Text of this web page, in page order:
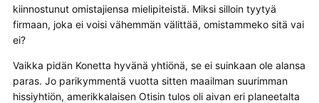
kiinnostunut omistajiensa mielipiteistä. Miksi silloin tyytyä
firmaan, joka ei voisi vähemmän välittää, omistammeko sitä vai
ei?
Vaikka pidän Konetta hyvänä yhtiönä, se ei suinkaan ole alansa
paras. Jo parikymmentä vuotta sitten maailman suurimman
hissiyhtiön, amerikkalaisen Otisin tulos oli aivan eri planeetalta